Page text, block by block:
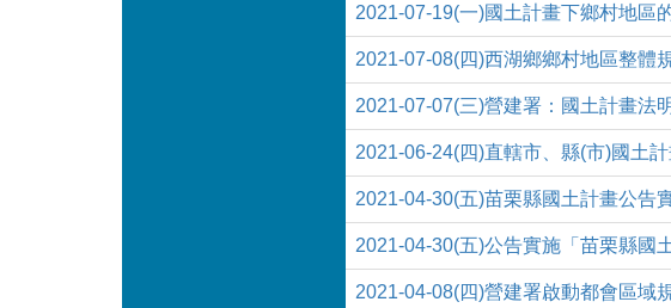
2021-07-19(一)國土計畫下鄉村地區
2021-07-08(四)西湖鄉鄉村地區整體
2021-07-07(三)營建署：國土計畫法
2021-06-24(四)直轄市、縣(市)國土
2021-04-30(五)苗栗縣國土計畫公告
2021-04-30(五)公告實施「苗栗縣國
2021-04-08(四)營建署啟動都會區域